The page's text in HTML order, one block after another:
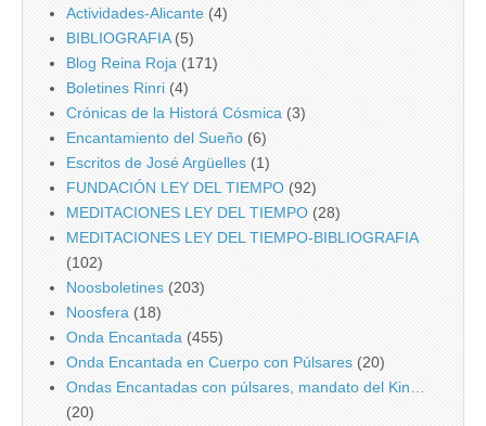
Actividades-Alicante (4)
BIBLIOGRAFIA(5)
Blog Reina Roja (171)
Boletines Rinri (4)
Crónicas de la Historá Cósmica (3)
Encantamiento del Sueño (6)
Escritos de José Argüelles (1)
FUNDACIÓN LEY DEL TIEMPO (92)
MEDITACIONES LEY DEL TIEMPO (28)
MEDITACIONES LEY DEL TIEMPO-BIBLIOGRAFIA
(102)
Noosboletines (203)
Noosfera (18)
Onda Encantada (455)
Onda Encantada en Cuerpo con Púlsares (20)
Ondas Encantadas con púlsares, mandato del Kin…
(20)